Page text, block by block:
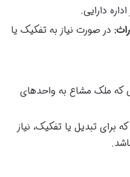
اداره دارایی.
در صورت نیاز به تفکیک یا
که ملک مشاع به واحدهای
برای تبدیل یا تفکیک، نیاز